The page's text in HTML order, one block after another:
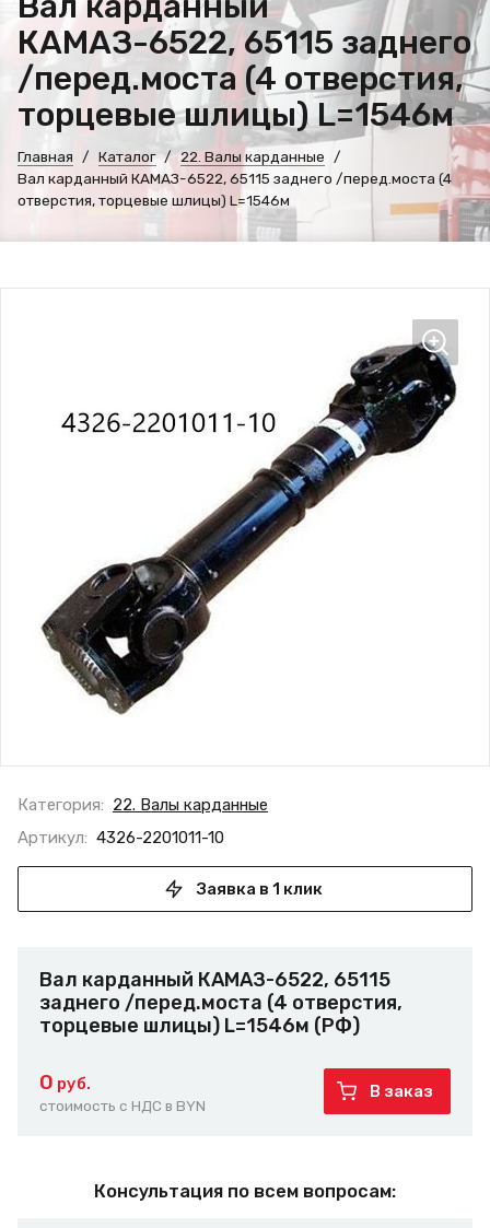
КАМАЗ-6522, 65115 заднего
/перед.моста (4 отверстия,
торцевые шлицы) L=1546м
Главная Каталог
22. Валы карданные
Вал карданный КАМАЗ-6522, 65115 заднего /перед.моста (4
отверстия, торцевые шлицы) L=1546м
Категория: 22. Валы карданные
Артикул: 4326-2201011-10
Заявка в 1 клик
Вал карданный КАМАЗ-6522, 65115
заднего /перед.моста (4 отверстия,
торцевые шлицы) L=1546м (РФ)
0 руб.
стоимость с НДС в BYN
В заказ
Консультация по всем вопросам: